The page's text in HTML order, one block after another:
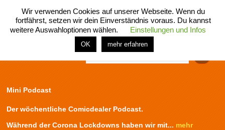
menü
home rubrik buch comic spiel fotos shop
Mini Podcast
Der wöchentliche Comicdealer Podcast.
Während der Corona Lockdowns haben wir mit... mehr
Wir verwenden Cookies auf unserer Webseite. Wenn du
fortfährst, setzen wir dein Einverständnis voraus. Du kannst
weitere Auswahloptionen wählen.
Einstellungen und Infos
OK mehr erfahren